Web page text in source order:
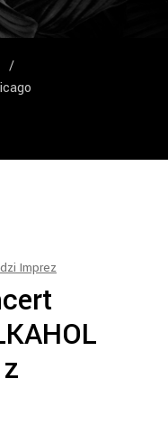
/
Imprez